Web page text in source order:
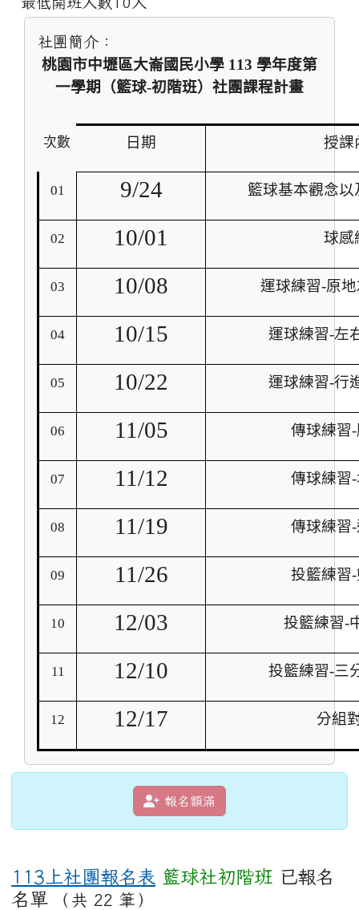
社團簡介：
桃園市中壢區大崙國民小學 113 學年度第
一學期（籃球-初階班）社團課程計畫
次數 日期 授課
01 9/24 籃球基本觀念
02 10/01 球感
03 10/08 運球練習-原
04 10/15 運球練習-左
05 10/22 運球練習-行
06 11/05 傳球練習
07 11/12 傳球練習
08 11/19 傳球練習
09 11/26 投籃練習
10 12/03 投籃練習-
11 12/10 投籃練習-三
12 12/17 分組
報名額滿
113上社團報名表 籃球社初階班 已報名
名單
（共 22 筆）